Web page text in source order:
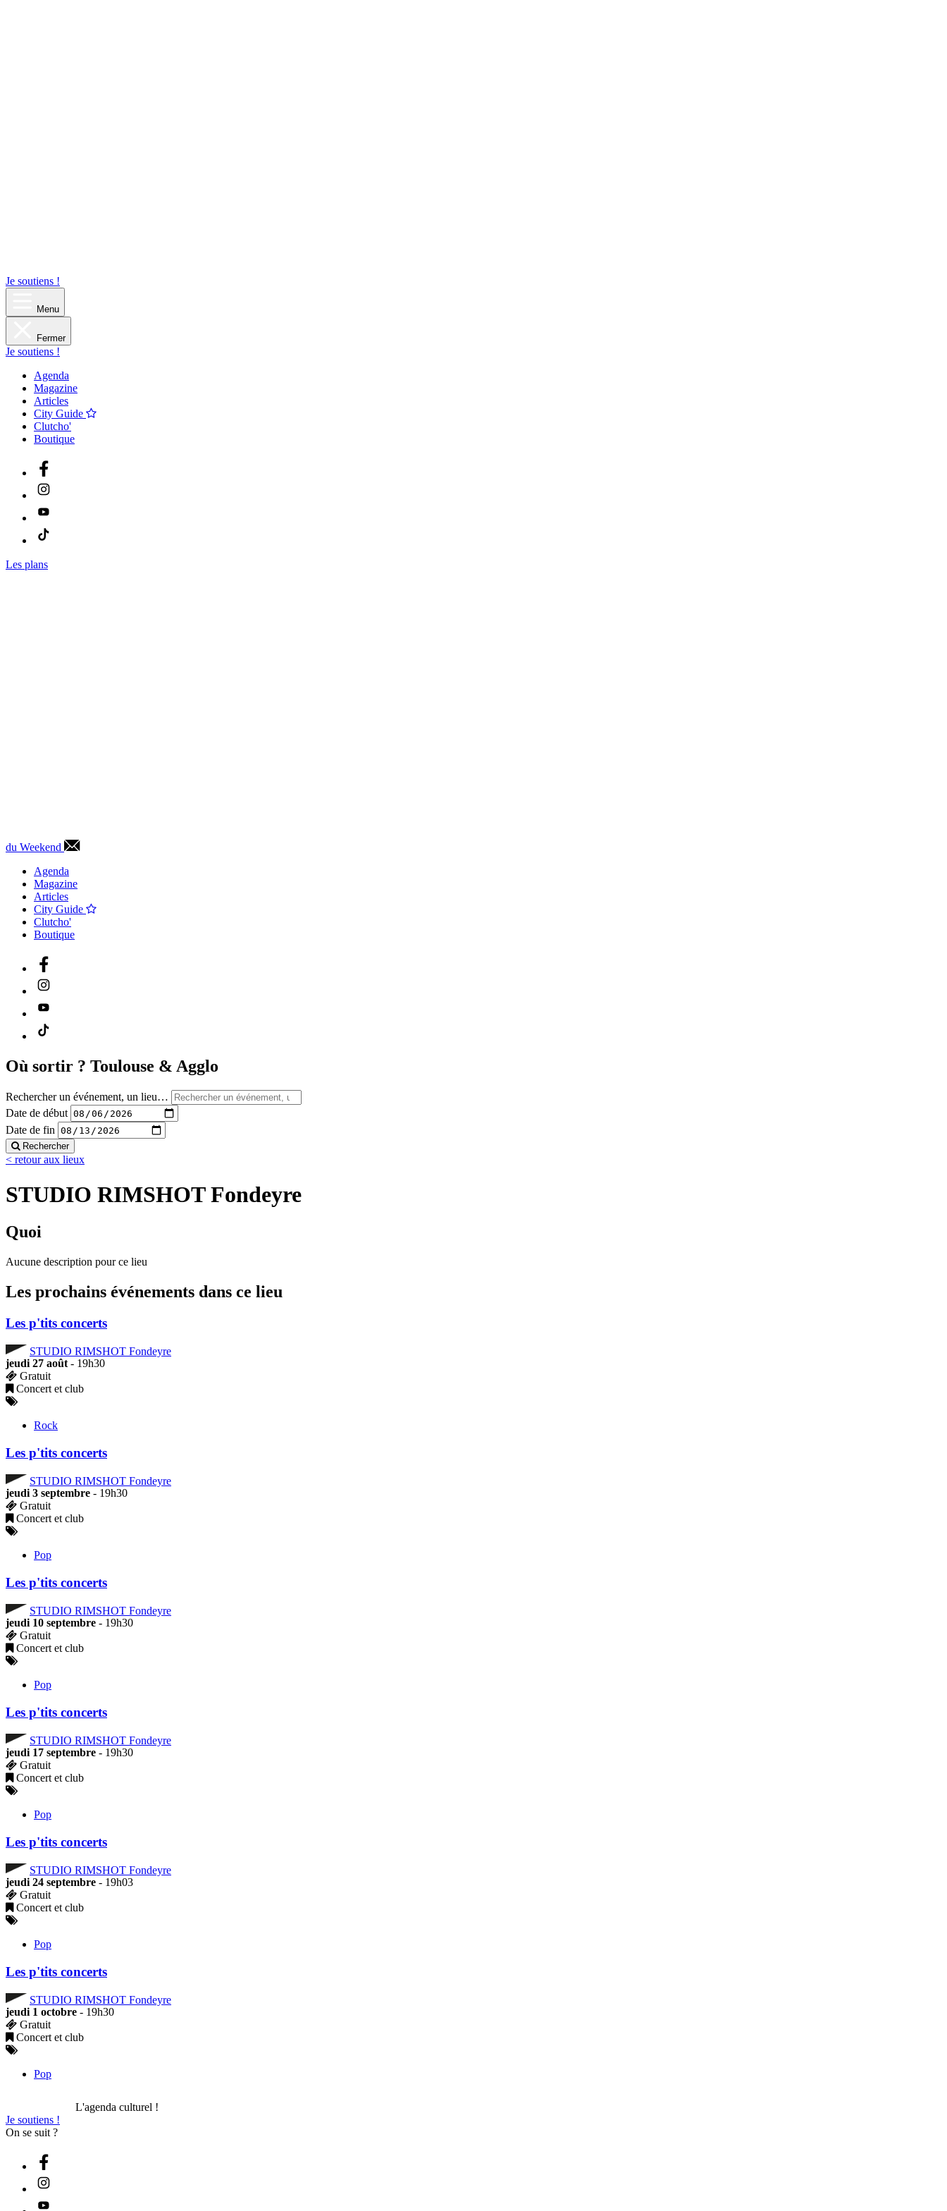
Je soutiens !
Menu
Fermer
Je soutiens !
Agenda
Magazine
Articles
City Guide
Clutcho'
Boutique
Les plans
du Weekend
Agenda
Magazine
Articles
City Guide
Clutcho'
Boutique
Où sortir ? Toulouse & Agglo
Rechercher un événement, un lieu…
Date de début
Date de fin
Rechercher
< retour aux lieux
STUDIO RIMSHOT Fondeyre
Quoi
Aucune description pour ce lieu
Les prochains événements dans ce lieu
Les p'tits concerts
STUDIO RIMSHOT Fondeyre
jeudi 27 août - 19h30
Gratuit
Concert et club
Rock
Les p'tits concerts
STUDIO RIMSHOT Fondeyre
jeudi 3 septembre - 19h30
Gratuit
Concert et club
Pop
Les p'tits concerts
STUDIO RIMSHOT Fondeyre
jeudi 10 septembre - 19h30
Gratuit
Concert et club
Pop
Les p'tits concerts
STUDIO RIMSHOT Fondeyre
jeudi 17 septembre - 19h30
Gratuit
Concert et club
Pop
Les p'tits concerts
STUDIO RIMSHOT Fondeyre
jeudi 24 septembre - 19h03
Gratuit
Concert et club
Pop
Les p'tits concerts
STUDIO RIMSHOT Fondeyre
jeudi 1 octobre - 19h30
Gratuit
Concert et club
Pop
L'agenda culturel !
Je soutiens !
On se suit ?